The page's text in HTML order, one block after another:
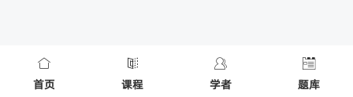
首页 课程 学者 题库